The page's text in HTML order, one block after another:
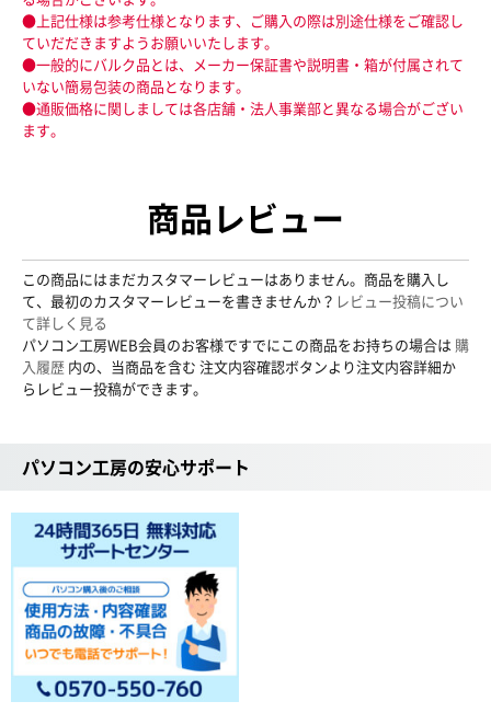
●上記仕様は参考仕様となります、ご購入の際は別途仕様をご確認し
ていだだきますようお願いいたします。
●一般的にバルク品とは、メーカー保証書や説明書・箱が付属されて
いない簡易包装の商品となります。
●通販価格に関しましては各店舗・法人事業部と異なる場合がござい
ます。
商品レビュー
この商品にはまだカスタマーレビューはありません。商品を購入し
て、最初のカスタマーレビューを書きませんか？ レビュー投稿につい
て詳しく見る
パソコン工房WEB会員のお客様ですでにこの商品をお持ちの場合は 購
入履歴 内の、当商品を含む 注文内容確認ボタンより注文内容詳細か
らレビュー投稿ができます。
パソコン工房の安心サポート